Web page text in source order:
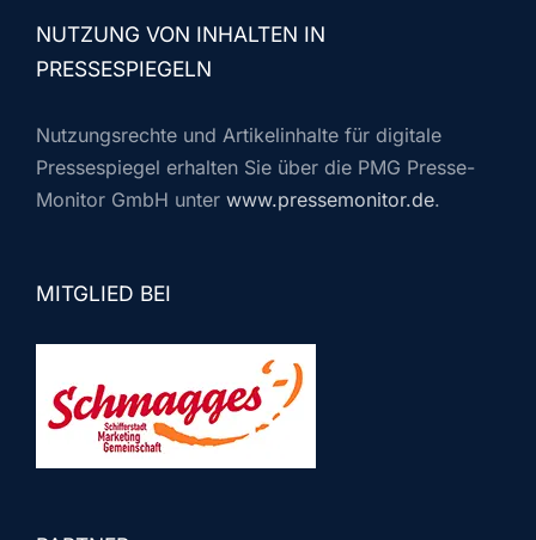
NUTZUNG VON INHALTEN IN
PRESSESPIEGELN
Nutzungsrechte und Artikelinhalte für digitale
Pressespiegel erhalten Sie über die PMG Presse-
Monitor GmbH unter www.pressemonitor.de.
MITGLIED BEI